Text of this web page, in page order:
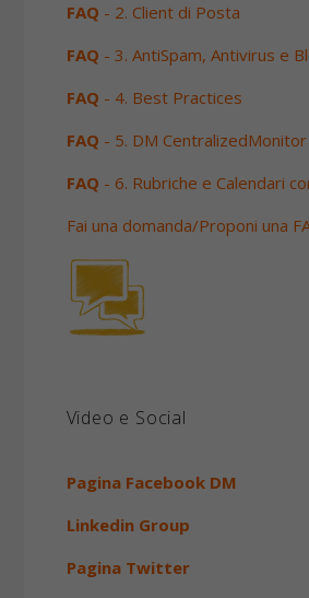
FAQ - 2. Client di Posta
FAQ - 3. AntiSpam, Antivirus e
FAQ - 4. Best Practices
FAQ - 5. DM CentralizedMonitor
FAQ - 6. Rubriche e Calendari
Fai una domanda/Proponi una
Video e Social
Pagina Facebook DM
Linkedin Group
Pagina Twitter